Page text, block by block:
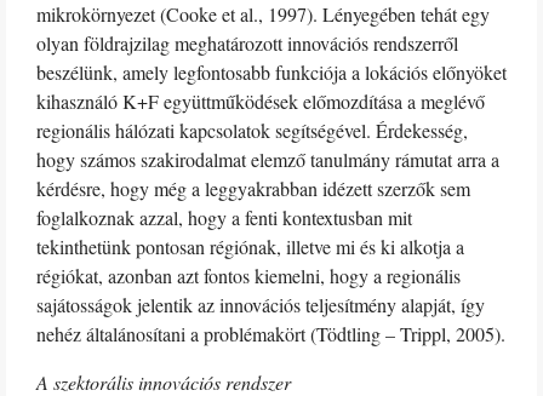
mikrokörnyezet (Cooke et al., 1997). Lényegében tehát egy
olyan földrajzilag meghatározott innovációs rendszerről
beszélünk, amely legfontosabb funkciója a lokációs előnyöket
kihasználó K+F együttműködések előmozdítása a meglévő
regionális hálózati kapcsolatok segítségével. Érdekesség,
hogy számos szakirodalmat elemző tanulmány rámutat arra a
kérdésre, hogy még a leggyakrabban idézett szerzők sem
foglalkoznak azzal, hogy a fenti kontextusban mit
tekinthetünk pontosan régiónak, illetve mi és ki alkotja a
régiókat, azonban azt fontos kiemelni, hogy a regionális
sajátosságok jelentik az innovációs teljesítmény alapját, így
nehéz általánosítani a problémakört (Tödtling – Trippl, 2005).
A szektorális innovációs rendszer